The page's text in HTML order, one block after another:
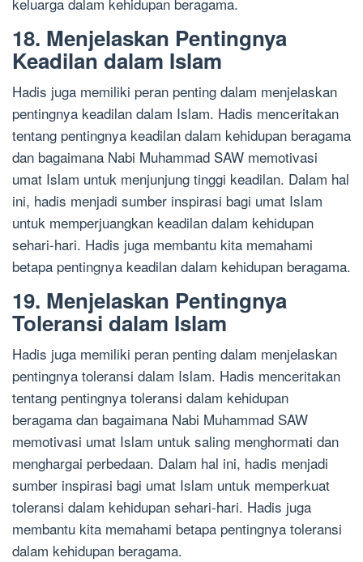
18. Menjelaskan Pentingnya
Keadilan dalam Islam
Hadis juga memiliki peran penting dalam menjelaskan
pentingnya keadilan dalam Islam. Hadis menceritakan
tentang pentingnya keadilan dalam kehidupan beragama
dan bagaimana Nabi Muhammad SAW memotivasi
umat Islam untuk menjunjung tinggi keadilan. Dalam hal
ini, hadis menjadi sumber inspirasi bagi umat Islam
untuk memperjuangkan keadilan dalam kehidupan
sehari-hari. Hadis juga membantu kita memahami
betapa pentingnya keadilan dalam kehidupan beragama.
19. Menjelaskan Pentingnya
Toleransi dalam Islam
Hadis juga memiliki peran penting dalam menjelaskan
pentingnya toleransi dalam Islam. Hadis menceritakan
tentang pentingnya toleransi dalam kehidupan
beragama dan bagaimana Nabi Muhammad SAW
memotivasi umat Islam untuk saling menghormati dan
menghargai perbedaan. Dalam hal ini, hadis menjadi
sumber inspirasi bagi umat Islam untuk memperkuat
toleransi dalam kehidupan sehari-hari. Hadis juga
membantu kita memahami betapa pentingnya toleransi
dalam kehidupan beragama.